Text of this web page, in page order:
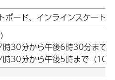
ボード、インラインスケート
時30分から午後6時30分まで
時30分から午後5時まで（10